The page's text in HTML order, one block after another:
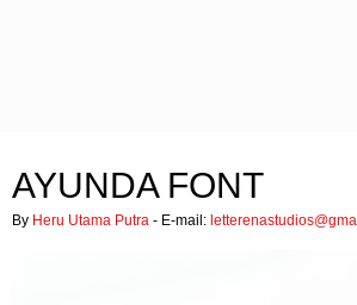
AYUNDA FONT
By Heru Utama Putra - E-mail: